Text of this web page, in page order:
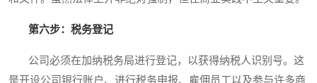
第六步：税务登记
公司必须在加纳税务局进行登记，以获得纳税人识别号。这
是开设公司银行账户、进行税务申报、雇佣员工以及参与许多商